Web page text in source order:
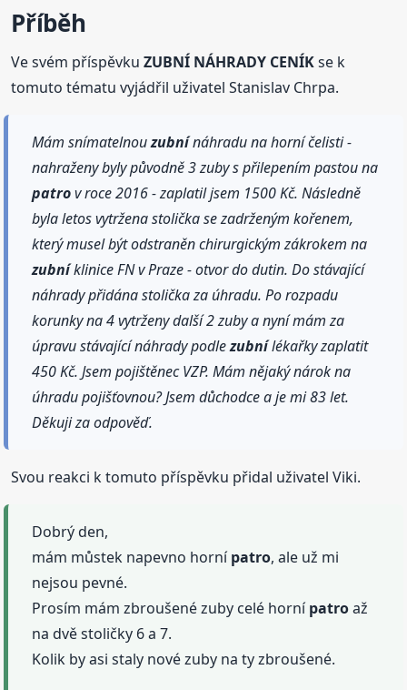
Příběh
Ve svém příspěvkuZUBNÍ NÁHRADY CENÍKse k
tomuto tématu vyjádřil uživatel Stanislav Chrpa.
Mám snímatelnouzubnínáhradu na horní čelisti -
nahraženy byly původně 3 zuby s přilepením pastou na
patrov roce 2016 - zaplatil jsem 1500 Kč. Následně
byla letos vytržena stolička se zadrženým kořenem,
který musel být odstraněn chirurgickým zákrokem na
zubníklinice FN v Praze - otvor do dutin. Do stávající
náhrady přidána stolička za úhradu. Po rozpadu
korunky na 4 vytrženy další 2 zuby a nyní mám za
úpravu stávající náhrady podlezubnílékařky zaplatit
450 Kč. Jsem pojištěnec VZP. Mám nějaký nárok na
úhradu pojišťovnou? Jsem důchodce a je mi 83 let.
Děkuji za odpověď.
Svou reakci k tomuto příspěvku přidal uživatel Viki.
Dobrý den,
mám můstek napevno hornípatro, ale už mi
nejsou pevné.
Prosím mám zbroušené zuby celé hornípatroaž
na dvě stoličky 6 a 7.
Kolik by asi staly nové zuby na ty zbroušené.